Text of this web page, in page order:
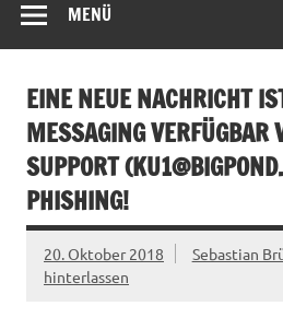
MENÜ
EINE NEUE NACHRICHT
MESSAGING VERFÜGBAR
SUPPORT (
PHISHING!
20. Oktober 2018 Sebastian
hinterlassen